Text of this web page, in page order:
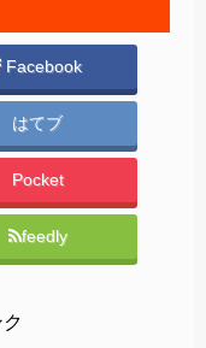
Facebook
はてブ
Pocket
feedly